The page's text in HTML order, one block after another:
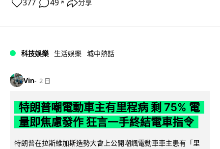
377 49 ↗ 分享
科技娛樂 生活娛樂 城中熱話
Vin 2 日
特朗普嘲電動車主有里程病 剩 75% 電
量即焦慮發作 狂言一手終結電車指令
特朗普在拉斯維加斯造勢大會上公開嘲諷電動車車主患有「里